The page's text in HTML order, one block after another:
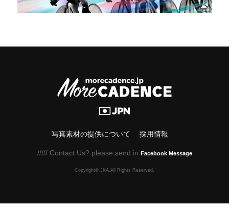
写真素材の提供について 採用情報
///// Contact Us? please send in Facebook Message
Copyright© JKA.All Rights Reserved.